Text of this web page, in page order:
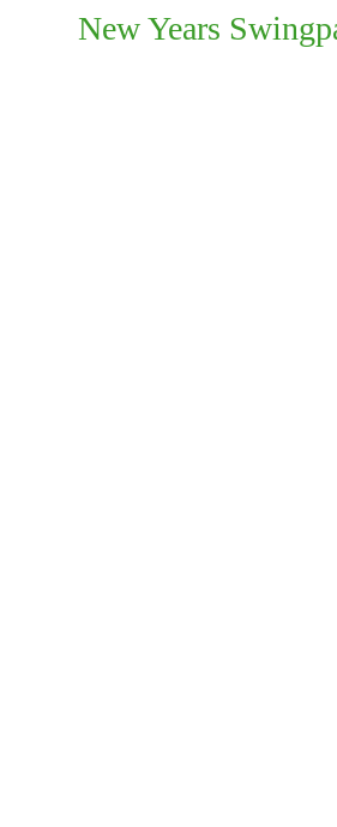
New Years